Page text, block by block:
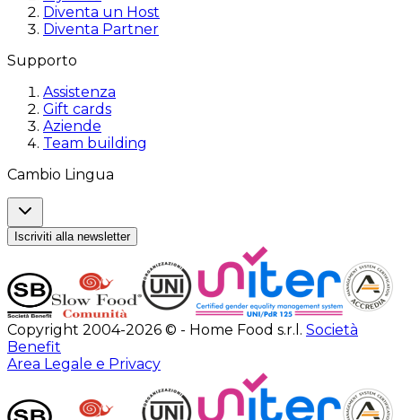
Diventa un Host
Diventa Partner
Supporto
Assistenza
Gift cards
Aziende
Team building
Cambio Lingua
Iscriviti alla newsletter
Copyright 2004-2026 © - Home Food s.r.l. Società
Benefit
Area Legale e Privacy